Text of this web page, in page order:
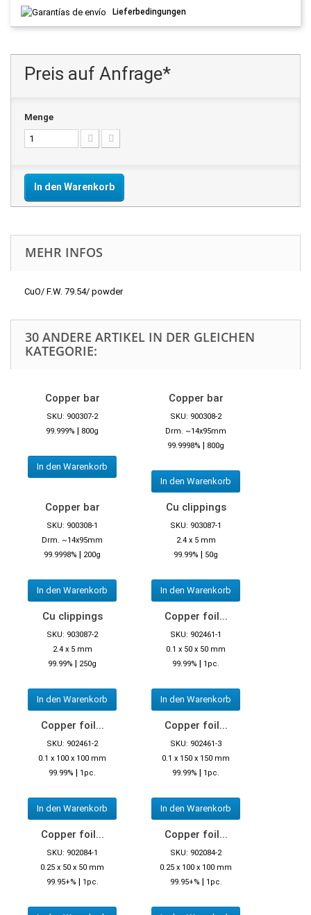
Lieferbedingungen
Preis auf Anfrage*
Menge
In den Warenkorb
MEHR INFOS
CuO/ F.W. 79.54/ powder
30 ANDERE ARTIKEL IN DER GLEICHEN
KATEGORIE:
Copper bar
SKU: 900307-2
99.999% | 800g
In den Warenkorb
Copper bar
SKU: 900308-2
Drm. ~14x95mm
99.9998% | 800g
In den Warenkorb
Copper bar
SKU: 900308-1
Drm. ~14x95mm
99.9998% | 200g
In den Warenkorb
Cu clippings
SKU: 903087-1
2.4 x 5 mm
99.99% | 50g
In den Warenkorb
Cu clippings
SKU: 903087-2
2.4 x 5 mm
99.99% | 250g
In den Warenkorb
Copper foil...
SKU: 902461-1
0.1 x 50 x 50 mm
99.99% | 1pc.
In den Warenkorb
Copper foil...
SKU: 902461-2
0.1 x 100 x 100 mm
99.99% | 1pc.
In den Warenkorb
Copper foil...
SKU: 902461-3
0.1 x 150 x 150 mm
99.99% | 1pc.
In den Warenkorb
Copper foil...
SKU: 902084-1
0.25 x 50 x 50 mm
99.95+% | 1pc.
Copper foil...
SKU: 902084-2
0.25 x 100 x 100 mm
99.95+% | 1pc.